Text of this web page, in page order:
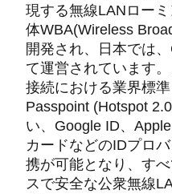
現する無線LANロー
体WBA(Wireless
開発され、日本では
て運営されています
接続における業界標
Passpoint (Hotspot
い、Google ID、
カードなどのIDプロ
携が可能となり、す
スで安全な公衆無線